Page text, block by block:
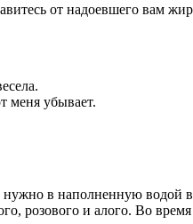
от надоевшего вам
меня убывает.
нужно в наполненную водой
розового и алого. Во время